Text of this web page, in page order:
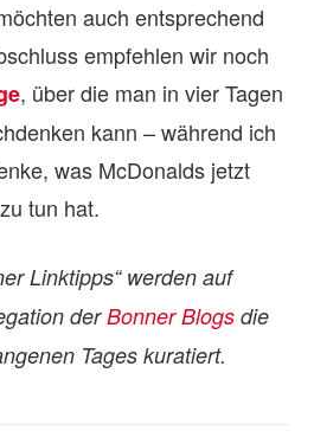
auch entsprechend
empfehlen wir noch
, über die man in vier Tagen
kann – während ich
was McDonalds jetzt
tun hat.
Linktipps“ werden auf
derBonner Blogs die
Tages kuratiert.